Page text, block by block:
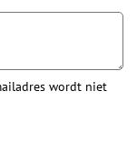
wordt niet